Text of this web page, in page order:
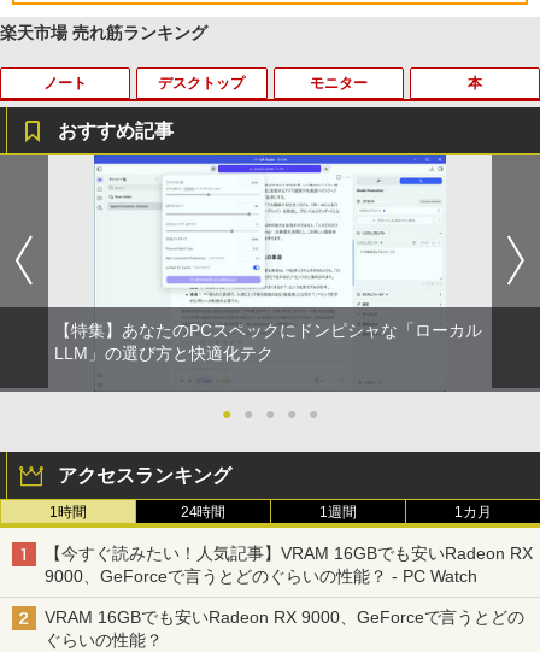
BRUCE WAYNE feat. Flo Milli, ATL Jacob
[Explicit]
￥250
BRUCE WAYNE feat. Flo Milli, ATL Jacob
[Explicit]
￥250
On My Road (Stadium ver.)
On My Road (Stadium ver.)
￥250
by Amazon 天然水 ラベルレス 500ml ×24本
富士山の天然水 バナジウム含有 水 ミネラル
ットル (Smart Basic)
￥1,380
【Amazon.co.jp限定】 い・ろ・は・す 2L P
ET ラベルレス ×8本
￥1,112
by Amazon 天然水ラベルレス 2L×9本
￥1,117
by Amazon 炭酸水 ラベルレス 500ml ×24本
強炭酸水 ペットボトル 500ミリリットル (Sm
art Basic)
薬屋のひとりごと 17巻 (デジタル版ビッグガ
ンガンコミックス)
￥770
異世界居酒屋「のぶ」(22) (角川コミックス・
エース)
￥832
ONE PIECE モノクロ版 115 (ジャンプコミッ
クスDIGITAL)
￥594
HUNTER×HUNTER モノクロ版 39 (ジャンプ
コミックスDIGITAL)
￥572
楽天市場 売れ筋ランキング
ノート
ノートパソコン14インチ 極軽量約965g
富士通 LIFEBOOK U748 高性能第7世代
Core i5-7300U カメラ内蔵 メモリ最大16
GB SSD1TB 薄い軽い FHD液晶 type-C
WIFI Bluetooth 中古ノートパソコン Off
ice付き 5GWIFI Bluetooth最新Microso
ftOffice2024可 Windows11
￥16,500
book S73 13.3型 薄型軽量 ノートPC 第
8世代 Core i5-8250U/メモリ 8GB /NVM
e SSD ハードディスク/Wi-Fi/Bluetooth/
Type-C/HDMI/Windows11&office 2019
￥16,800
デスクトップ
【Dell Core-i7 & 24インチ2台液晶PCセ
ット】intel Core i7-7700、RAM:16G
B、SSD:選択可能(256GBor512GBor1T
B)/フルHD（1920x1080）液晶モニタ/光
学ドライブ/5.8Ghz WI-FI/Bluetooth/Wi
ndows11 Pro & KINGSOFT WPS Offic
e/HDMI/デスクトップパソコン(再生中古
品)
￥41,800
【初期設定済み】デスクトップパソコン
一体型 2026新品 パソコン 一体型PC 24
型 21.5型 Windows11 Office付き｜フル
HD液晶一体型 インテル Core i5 Core i7
B｜ キーボード マウス付 2年保証 安い P
C 初期設定済み テレワーク 在宅勤務
￥47,700
モニター
PHILIPS 241V8 LED液晶モニター 23.8
インチワイド ブラック 1920×1080 （フ
ルHD）16:9 IPSパネル 非光沢 ノングレ
ア 液晶ディスプレイ HDMI VGA VESA準
拠 PS4 switch 対応 スイッチ 【中古】
￥6,500
2
【期間限定10%OFFクーポン 8/12 10時
まで】 モニター 21.5型 液晶ディスプレ
モニター 壁掛け フリッカーレス FreeSy
nc 21.5インチ 角度調節 FullHD ブルー
ライトカット VAパネル VESAフル FHD
ノングレア MAXZEN JM22CH02
￥9,480
本
BARFOUT! SPECIAL EDITION EARLY
AUTUMN 2026 / TIME TRAVEL 岩本 照
（Snow Man） [ ブラウンズブックス ]
￥1,870
＆Premium特別編集 台湾、街歩きガイ
￥1,879
3 からだの厚みを薄くする [ 土屋元明 ]
￥1,540
おすすめ記事
【特集】あなたのPCスペックにドンピシャな「ローカル
LLM」の選び方と快適化テク
● ● ● ● ●
アクセスランキング
1時間 24時間 1週間 1カ月
【今すぐ読みたい！人気記事】VRAM 16GBでも安いRadeon RX
9000、GeForceで言うとどのぐらいの性能？ - PC Watch
VRAM 16GBでも安いRadeon RX 9000、GeForceで言うとどの
ぐらいの性能？